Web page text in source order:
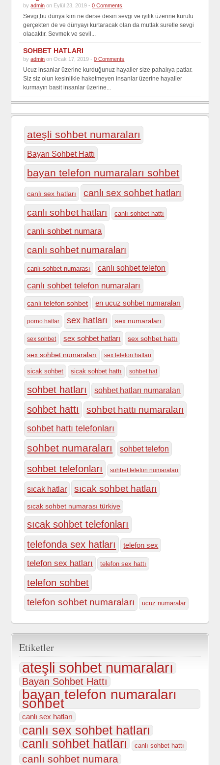
byadmin on Eylül 23, 2019 -0 Comments
Sevgi;bu dünya kim ne derse desin sevgi ve iyilik üzerine kurulu
gerçekten de ve dünyayı kurtaracak olan da mutlak suretle sevgi
olacaktır. Sevmek ve sevil...
SOHBET HATLARI
byadmin on Ocak 17, 2019 -0 Comments
Ucuz insanlar üzerine kurduğunuz hayaller size pahalıya patlar.
Siz siz olun kesinlikle haketmeyen insanlar üzerine hayaller
kurmayın basit insanlar üzerine...
ateşli sohbet numaraları
Bayan Sohbet Hattı
bayan telefon numaraları sohbet
canlı sex hatları
canlı sex sohbet hatları
canlı sohbet hatları
canlı sohbet hattı
canlı sohbet numara
canlı sohbet numaraları
canlı sohbet numarası canlı sohbet telefon
canlı sohbet telefon numaraları
canlı telefon sohbet en ucuz sohbet numaraları
porno hatlar sex hatları sex numaraları
sex sohbet sex sohbet hatları sex sohbet hattı
sex sohbet numaraları sex telefon hatları
sicak sohbet sicak sohbet hattı sohbet hat
sohbet hatları sohbet hatları numaraları
sohbet hattı sohbet hattı numaraları
sohbet hattı telefonları
sohbet numaraları sohbet telefon
sohbet telefonları sohbet telefon numaraları
sıcak hatlar sıcak sohbet hatları
sıcak sohbet numarası türkiye
sıcak sohbet telefonları
telefonda sex hatları
telefon sex
telefon sex hatları telefon sex hattı
telefon sohbet
telefon sohbet numaraları ucuz numaralar
Etiketler
ateşli sohbet numaraları
Bayan Sohbet Hattı
bayan telefon numaraları
sohbet
canlı sex hatları
canlı sex sohbet hatları
canlı sohbet hatları
canlı sohbet hattı
canlı sohbet numara